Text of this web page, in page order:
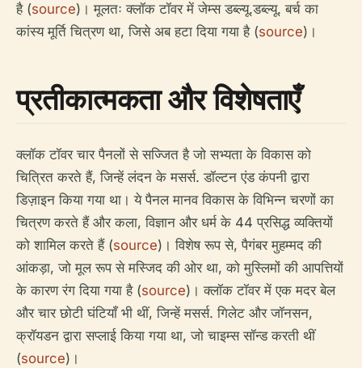
है (source)। मूलतः क्लॉक टॉवर में जेम्स डब्ल्यू.डब्ल्यू. बर्च का
कांस्य मूर्ति चित्रण था, जिसे अब हटा दिया गया है (source)।
प्रतीकात्मकता और विशेषताएँ
क्लॉक टॉवर चार पैनलों से सज्जित है जो सभ्यता के विकास को
चित्रित करते हैं, जिन्हें लंदन के मसर्स. डॉल्टन एंड कंपनी द्वारा
डिज़ाइन किया गया था। ये पैनल मानव विकास के विभिन्न चरणों का
चित्रण करते हैं और कला, विज्ञान और धर्म के 44 प्रसिद्ध व्यक्तियों
को शामिल करते हैं (source)। विशेष रूप से, पैगंबर मुहम्मद की
आंकड़ा, जो मूल रूप से मस्जिद की ओर था, को मुस्लिमों की आपत्तियों
के कारण रंग दिया गया है (source)। क्लॉक टॉवर में एक मदर बेल
और चार छोटी घंटियाँ भी थीं, जिन्हें मसर्स. गिलेट और जॉनसन,
क्रॉयडन द्वारा सप्लाई किया गया था, जो चाइम्स सॉन्ड करती थीं
(source)।